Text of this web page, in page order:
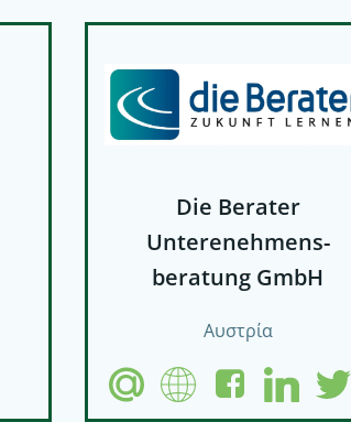
Die Berater
Unterenehmens-
beratung GmbH
Αυστρία